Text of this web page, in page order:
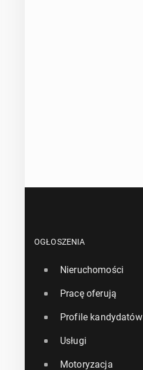
OGŁOSZENIA
Nieruchomości
Pracę oferują
Profile kandydatów
Usługi
Motoryzacja